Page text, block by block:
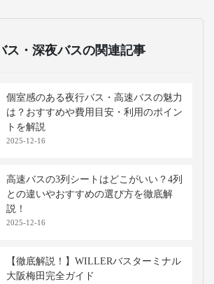
ス・深夜バスの関連記事
個室感のある夜行バス・高速バスの魅力
は？おすすめや費用目安・利用のポイン
トを解説
2025-12-16
高速バスの3列シートはどこがいい？4列
との違いやおすすめの選び方を徹底解
説！
2025-12-16
【徹底解説！】WILLERバスターミナル
大阪梅田完全ガイド